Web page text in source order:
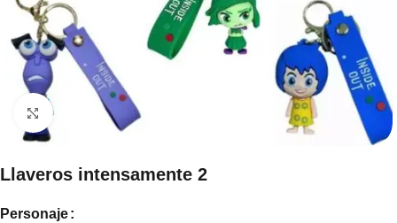
Haga clic para ampliar
Llaveros intensamente 2
Personaje